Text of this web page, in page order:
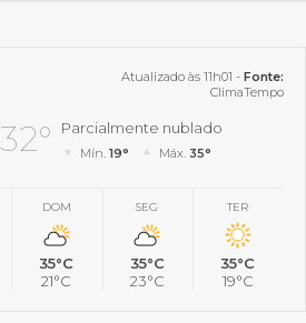
Atualizado às 11h01 - Fonte:
ClimaTempo
32° Parcialmente nublado
Mín.19° Máx. 35°
DOM
35°C
21°C
SEG
35°C
23°C
TER
35°C
19°C